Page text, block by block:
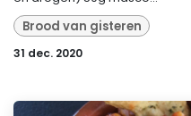
Brood van gisteren
31 dec. 2020